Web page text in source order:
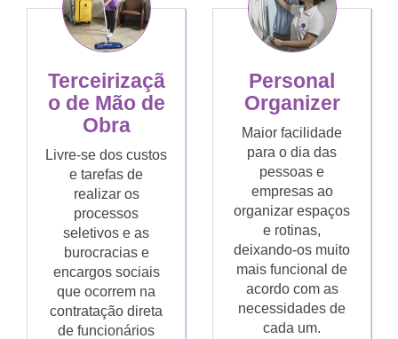
Terceirizaçã
o de Mão de
Obra
Livre-se dos custos
e tarefas de
realizar os
processos
seletivos e as
burocracias e
encargos sociais
que ocorrem na
contratação direta
de funcionários
Personal
Organizer
Maior facilidade
para o dia das
pessoas e
empresas ao
organizar espaços
e rotinas,
deixando-os muito
mais funcional de
acordo com as
necessidades de
cada um.